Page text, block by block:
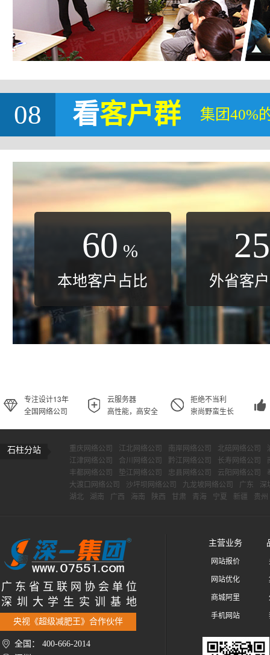
08 看客户群 集团40%
60 %
本地客户占比
25
外省客
专注设计13年
全国网络公司
云服务器
高性能，高安全
拒绝不当利
崇尚野蛮生长
石柱分站 重庆网络公司 江北网络公司 南岸网络公司 北碚网络公司
江津网络公司
合川网络公司 黔江网络公司 长寿网络公司
丰都网络公司
垫江网络公司 忠县网络公司 云阳网络公司
大渡口网络公司
沙坪坝网络公司 九龙坡网络公司 广东
深
湖北
湖南 广西 海南 陕西 甘肃 青海 宁夏 新疆 贵州
广 东 省 互 联 网 协 会 单 位
深 圳 大 学 生 实 训 基 地
央视《超级减肥王》合作伙伴
全国： 400-666-2014
主营业务
网站报价
网站优化
商城阿里
手机网站